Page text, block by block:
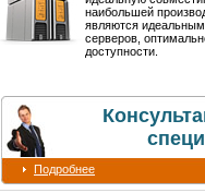
наибольшей
являются
серверов,
доступности.
Подробнее